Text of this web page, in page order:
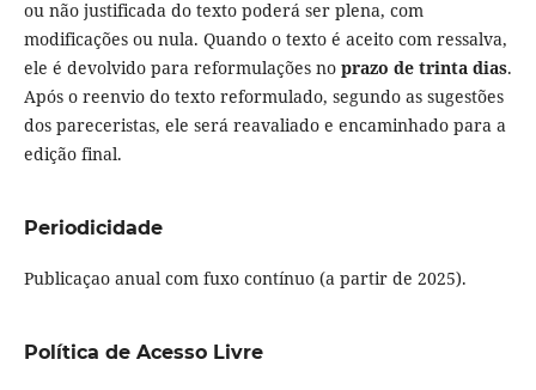
ou não justificada do texto poderá ser plena, com
modificações ou nula. Quando o texto é aceito com ressalva,
ele é devolvido para reformulações no prazo de trinta dias.
Após o reenvio do texto reformulado, segundo as sugestões
dos pareceristas, ele será reavaliado e encaminhado para a
edição final.
Periodicidade
Publicaçao anual com fuxo contínuo (a partir de 2025).
Política de Acesso Livre